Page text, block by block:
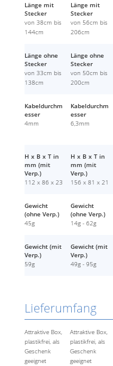
Länge mit
Stecker
von 38cm bis
144cm
Länge mit
Stecker
von 56cm bis
206cm
Länge ohne
Stecker
von 33cm bis
138cm
Länge ohne
Stecker
von 50cm bis
200cm
Kabeldurchm
esser
4mm
Kabeldurchm
esser
6,3mm
H x B x T in
mm (mit
Verp.)
112 x 86 x 23
H x B x T in
mm (mit
Verp.)
156 x 81 x 21
Gewicht
(ohne Verp.)
45g
Gewicht
(ohne Verp.)
14g - 62g
Gewicht (mit
Verp.)
59g
Gewicht (mit
Verp.)
49g - 95g
Lieferumfang
Attraktive Box,
plastikfrei, als
Geschenk
geeignet
Attraktive Box,
plastikfrei, als
Geschenk
geeignet